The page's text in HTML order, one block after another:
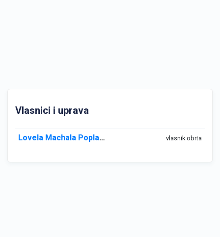
Vlasnici i uprava
Lovela Machala Poplašen vlasnik obrta